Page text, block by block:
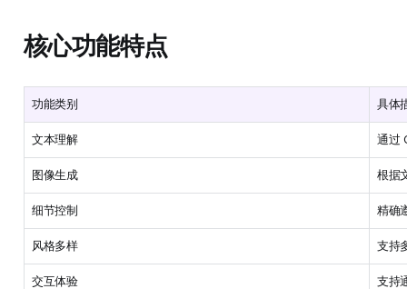
核心功能特点
功能类别 具体
文本理解 通过
图像生成 根据
细节控制 精确
风格多样 支持
交互体验 支持